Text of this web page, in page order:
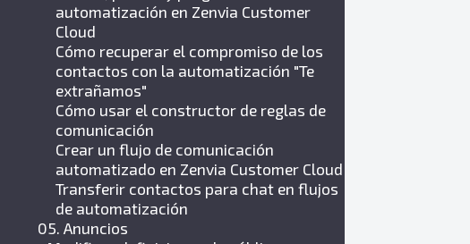
automatización en Zenvia Customer
Cloud
Cómo recuperar el compromiso de los
contactos con la automatización "Te
extrañamos"
Cómo usar el constructor de reglas de
comunicación
Crear un flujo de comunicación
automatizado en Zenvia Customer Cloud
Transferir contactos para chat en flujos
de automatización
05. Anuncios